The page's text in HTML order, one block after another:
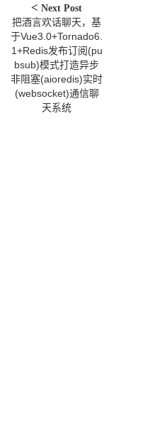
Next Post
把酒言欢话聊天，基
于Vue3.0+Tornado6.
1+Redis发布订阅(pu
bsub)模式打造异步
非阻塞(aioredis)实时
(websocket)通信聊
天系统